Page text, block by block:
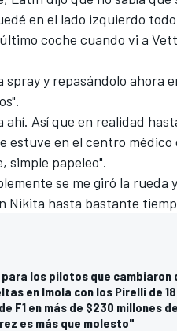
en el lado izquierdo
coche cuando vi a
spray y repasándolo ahora
ahí. Así que en realidad
estuve en el centro
simple papeleo".
se me giró la rueda
Nikita hasta bastante
los pilotos que cambiaron
en Imola con los Pirelli de
F1 en más de $230 millones
es más que molesto"